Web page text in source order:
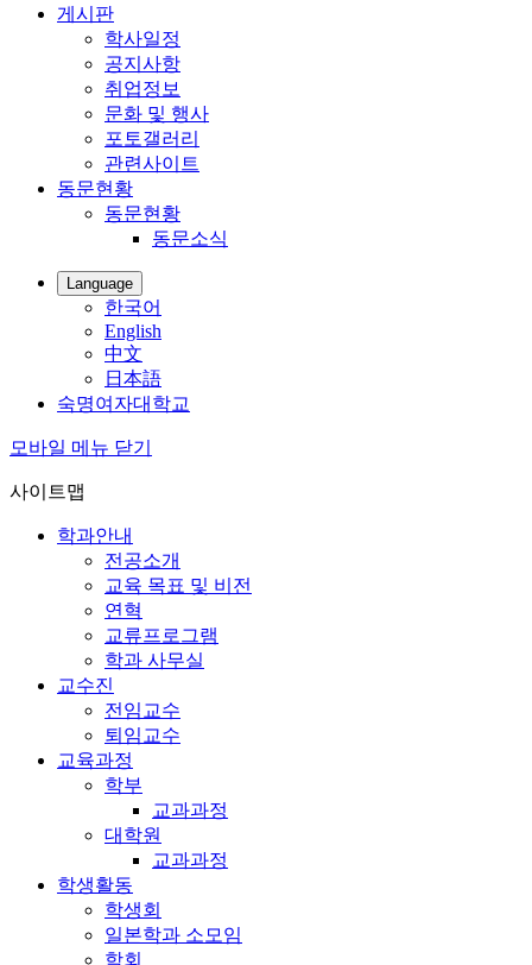
게시판
학사일정
공지사항
취업정보
문화 및 행사
포토갤러리
관련사이트
동문현황
동문현황
동문소식
Language
한국어
English
中文
日本語
숙명여자대학교
모바일 메뉴 닫기
사이트맵
학과안내
전공소개
교육 목표 및 비전
연혁
교류프로그램
학과 사무실
교수진
전임교수
퇴임교수
교육과정
학부
교과과정
대학원
교과과정
학생활동
학생회
일본학과 소모임
학회